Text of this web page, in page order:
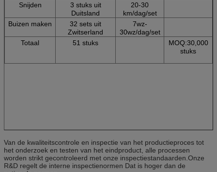
Snijden
3 stuks uit
Duitsland
20-30
km/dag/set
Buizen maken
32 sets uit
Zwitserland
7wz-
30wz/dag/set
Totaal
51 stuks
MOQ:30,000
stuks
Van de kwaliteitscontrole en inspectie van het productieproces tot
het onderzoek en testen van het eindproduct, alle processen
worden strikt gecontroleerd met onze inspectiestandaarden.Onze
R&D regelt de interne inspectienormen Dat is hoger dan de